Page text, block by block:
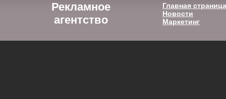
Рекламное
агентство
Главная страница
Новости
Маркетинг